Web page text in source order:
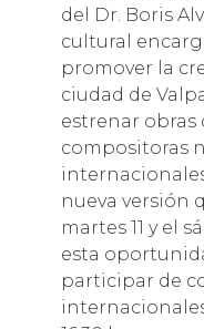
del Dr. Boris
cultural
promover la
ciudad de
estrenar obras
compositoras
nueva versión
martes 11 y el
esta
participar de